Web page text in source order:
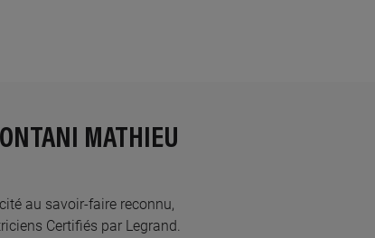
MATHIEU
au savoir-faire reconnu,
Certifiés par Legrand.​